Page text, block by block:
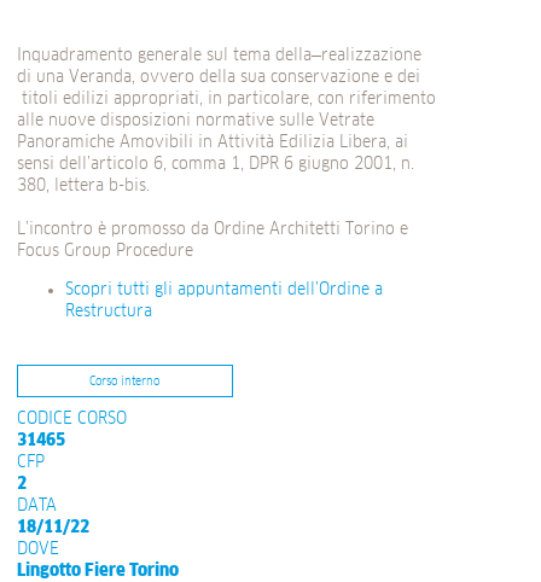
Inquadramento generale sul tema della
realizzazione
di una Veranda, ovvero della sua conservazione e dei
titoli edilizi appropriati, in particolare, con riferimento
alle nuove disposizioni normative sulle Vetrate
Panoramiche Amovibili in Attività Edilizia Libera, ai
sensi dell’articolo 6, comma 1, DPR 6 giugno 2001, n.
380, lettera b-bis.
L’incontro è promosso da Ordine Architetti Torino e
Focus Group Procedure
Scopri tutti gli appuntamenti dell’Ordine a
Restructura
Corso interno
CODICE CORSO
31465
CFP
2
DATA
18/11/22
DOVE
Lingotto Fiere Torino